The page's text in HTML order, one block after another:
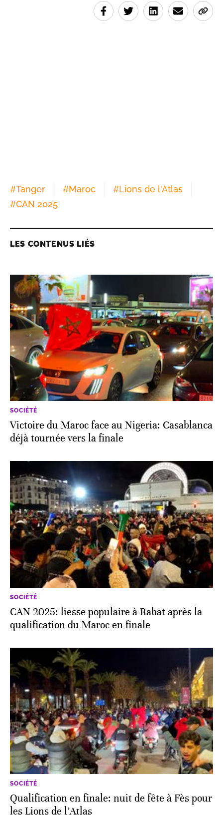
#Tanger #Maroc #Lions de l'Atlas
#CAN 2025
LES CONTENUS LIÉS
SOCIÉTÉ
Victoire du Maroc face au Nigeria: Casablanca
déjà tournée vers la finale
SOCIÉTÉ
CAN 2025: liesse populaire à Rabat après la
qualification du Maroc en finale
SOCIÉTÉ
Qualification en finale: nuit de fête à Fès pour
les Lions de l’Atlas